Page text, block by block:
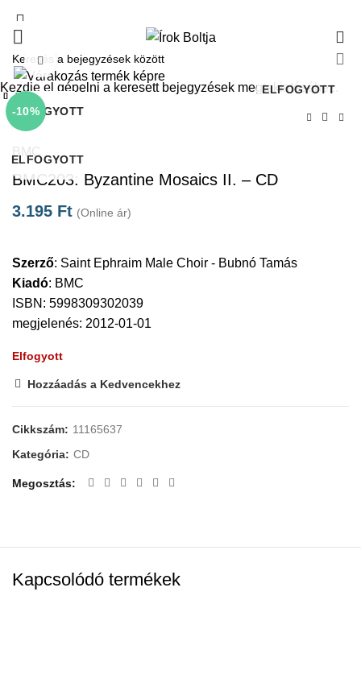
ELFOGYOTT
Click to enlarge
Kezdőlap CD
BMC
BMC203: Byzantine Mosaics II. – CD
3.195 Ft (Online ár)
Szerző: Saint Ephraim Male Choir - Bubnó Tamás
Kiadó: BMC
ISBN: 5998309302039
megjelenés: 2012-01-01
Elfogyott
Hozzáadás a Kedvencekhez
Cikkszám: 11165637
Kategória: CD
Megosztás
Kapcsolódó termékek
ELFOGYOTT
Bezárás
ELFOGYOTT
Bezárás
Bezárás
ELFOGYOTT
Bezárás
ELFOGYOTT
Bezárás
ELFOGYOTT
Bezárás
ELFOGYOTT
Bezárás
-10%
ELFOGYOTT
Bezárás
Kezdje el gépelni a keresett bejegyzések megtekintéséhez.